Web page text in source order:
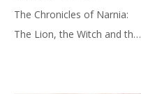
The Chronicles of Narnia:
The Lion, the Witch and the